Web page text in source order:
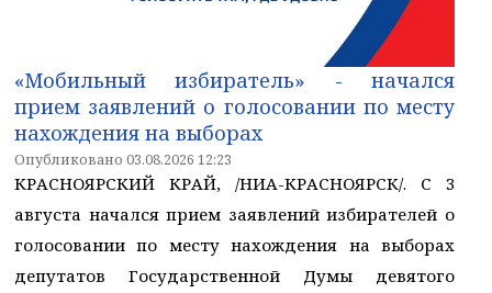
«Мобильный избиратель» - начался
прием заявлений о голосовании по месту
нахождения на выборах
Опубликовано 03.08.2026 12:23
КРАСНОЯРСКИЙ КРАЙ, /НИА-КРАСНОЯРСК/. С 3
августа начался прием заявлений избирателей о
голосовании по месту нахождения на выборах
депутатов Государственной Думы девятого